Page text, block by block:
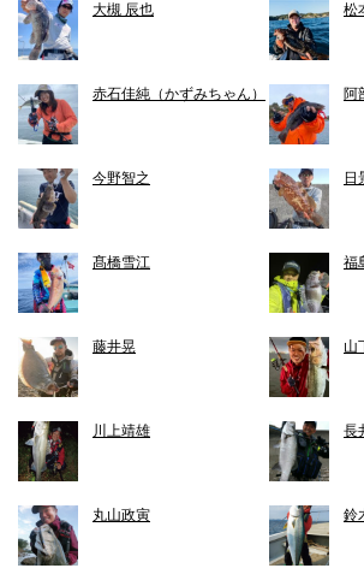
大槻 辰也 松
赤石佳純（かずみちゃん） 阿
今野智之 日
髙橋雪江 福
藤井晃 山
川上靖雄 長
丸山政寅 鈴